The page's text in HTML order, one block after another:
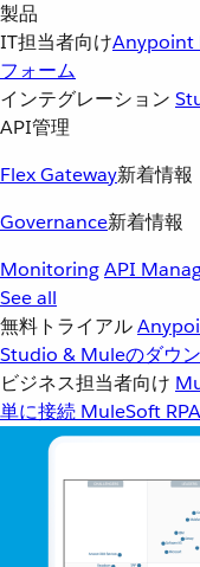
製品
IT担当者向けAnypoint
フォーム
インテグレーション
API管理
Flex Gateway新着情報
Governance新着情報
MonitoringAPI
See all
無料トライアル
Studio & Muleのダウ
ビジネス担当者向け
単に接続 MuleSoft RPA